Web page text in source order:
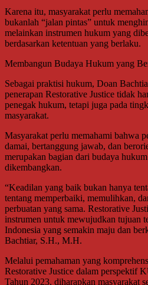
Karena itu, masyarakat perlu
bukanlah “jalan pintas” untuk
melainkan instrumen hukum yang
berdasarkan ketentuan yang berlaku.
Membangun Budaya Hukum yang
Sebagai praktisi hukum, Doan
penerapan Restorative Justice tidak
penegak hukum, tetapi juga pada
masyarakat.
Masyarakat perlu memahami bahwa
damai, bertanggung jawab, dan
merupakan bagian dari budaya
dikembangkan.
“Keadilan yang baik bukan hanya
tentang memperbaiki, memulihkan,
perbuatan yang sama. Restorative
instrumen untuk mewujudkan tujuan
Indonesia yang semakin maju dan
Bachtiar, S.H., M.H.
Melalui pemahaman yang
Restorative Justice dalam perspektif
Tahun 2023, diharapkan masyarakat